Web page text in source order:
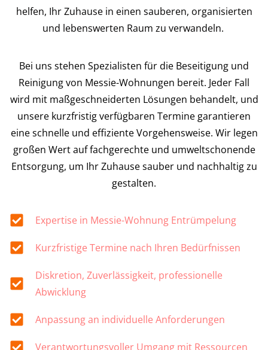
helfen, Ihr Zuhause in einen sauberen, organisierten
und lebenswerten Raum zu verwandeln.
Bei uns stehen Spezialisten für die Beseitigung und
Reinigung von Messie-Wohnungen bereit. Jeder Fall
wird mit maßgeschneiderten Lösungen behandelt, und
unsere kurzfristig verfügbaren Termine garantieren
eine schnelle und effiziente Vorgehensweise. Wir legen
großen Wert auf fachgerechte und umweltschonende
Entsorgung, um Ihr Zuhause sauber und nachhaltig zu
gestalten.
Expertise in Messie-Wohnung Entrümpelung
Kurzfristige Termine nach Ihren Bedürfnissen
Diskretion, Zuverlässigkeit, professionelle
Abwicklung
Anpassung an individuelle Anforderungen
Verantwortungsvoller Umgang mit Ressourcen